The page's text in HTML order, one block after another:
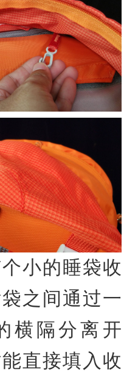
小的睡袋收
之间通过一
横隔分离开
直接填入收